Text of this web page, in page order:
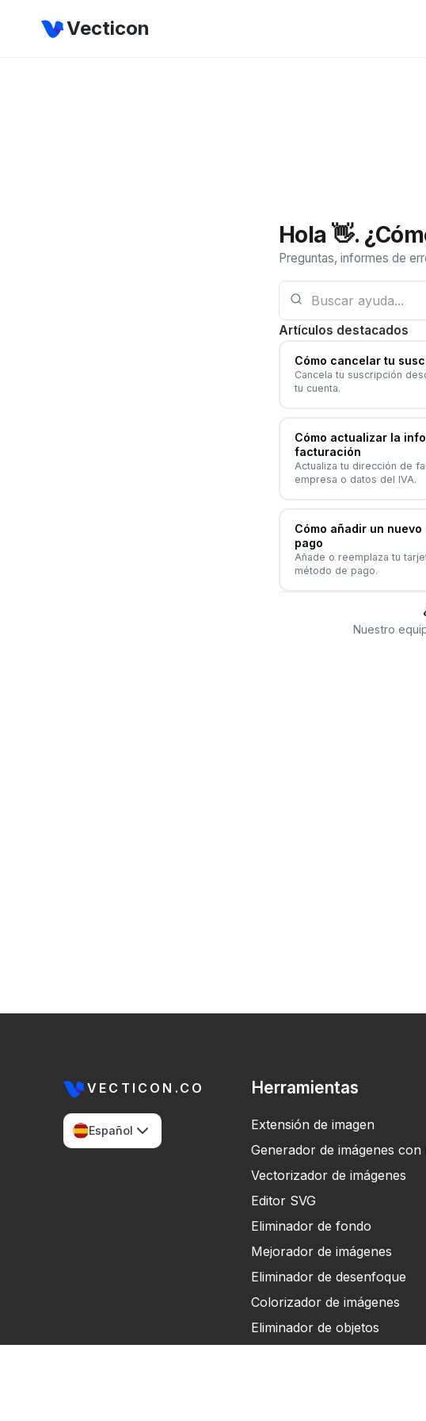
Vecticon
Hola 👋.
Preguntas, informes de
Artículos destacados
Cómo cancelar tu
Cancela tu suscripción
tu cuenta.
Cómo actualizar la
facturación
Actualiza tu dirección de
empresa o datos del IVA.
Cómo añadir un nuevo
pago
Añade o reemplaza tu
método de pago.
Nuestro
VECTICON.CO
Español
Herramientas
Extensión de imagen
Generador de imágenes con
Vectorizador de imágenes
Editor SVG
Eliminador de fondo
Mejorador de imágenes
Eliminador de desenfoque
Colorizador de imágenes
Eliminador de objetos